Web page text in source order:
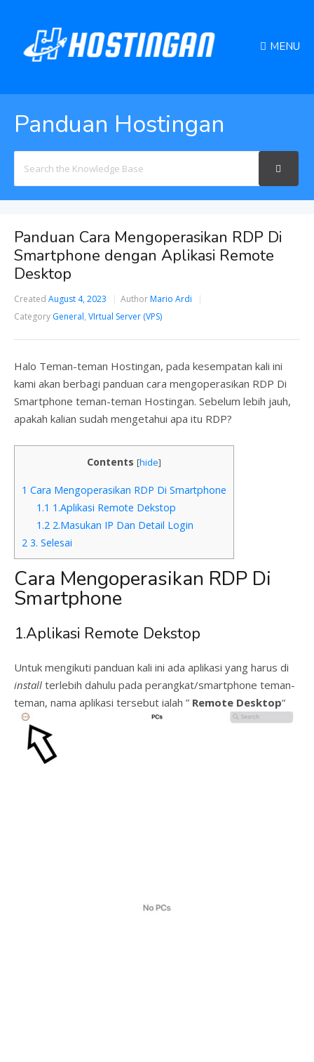
MENU
Panduan Hostingan
For
Panduan Cara Mengoperasikan RDP Di
Smartphone dengan Aplikasi Remote
Desktop
Created August 4, 2023 AuthorMario Ardi
Category General, VIrtual Server (VPS)
Halo Teman-teman Hostingan, pada kesempatan kali ini
kami akan berbagi panduan cara mengoperasikan RDP Di
Smartphone teman-teman Hostingan. Sebelum lebih jauh,
apakah kalian sudah mengetahui apa itu RDP?
Contents [hide]
1 Cara Mengoperasikan RDP Di Smartphone
1.1 1.Aplikasi Remote Dekstop
1.2 2.Masukan IP Dan Detail Login
2 3. Selesai
Cara Mengoperasikan RDP Di
Smartphone
1.Aplikasi Remote Dekstop
Untuk mengikuti panduan kali ini ada aplikasi yang harus di
install terlebih dahulu pada perangkat/smartphone teman-
teman, nama aplikasi tersebut ialah ” Remote Desktop“